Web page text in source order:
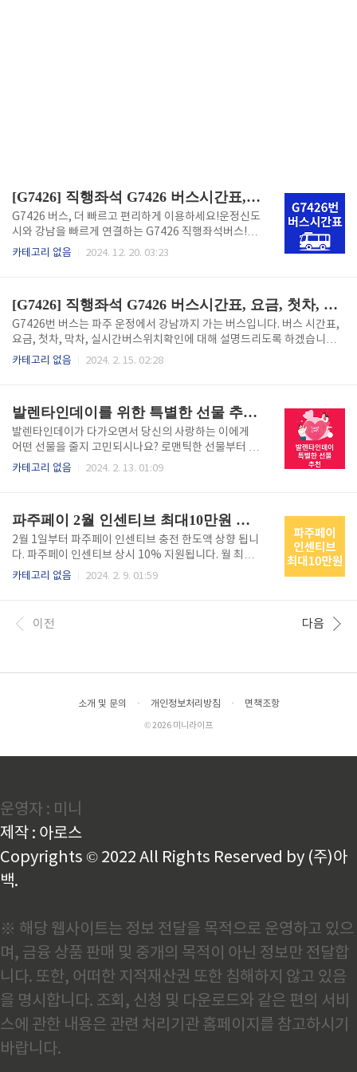
[G7426] 직행좌석 G7426 버스시간표, 요금, 첫차, 막차, 실시간 위치(24.12기준)
G7426 버스, 더 빠르고 편리하게 이용하세요!운정신도
시와 강남을 빠르게 연결하는 G7426 직행좌석버스!잦
은 시간표 변경과 노선 조정으로 불편을 겪으셨나요?이
4년 3월 2일부터 시간표가 변경되었습니다.출퇴근 시
간대 배차 간격이 조정되었으니, 아래 시간표를 꼭 확인
해주세요.√ 일부 구간에 정차하는 정류장이 추가되었
습니다.√ 2층 버스의 정차 정류장이 변경되었습니
다 버스 시간표, 요금, 첫차, 막차, 실시간버스위치확인
8..
카테고리 없음 2024. 12. 20. 03:23
[G7426] 직행좌석 G7426 버스시간표, 요금, 첫차, 막차, 실시간 위치
G7426번 버스는 파주 운정에서 강남까지 가는 버스입니다. 버스 시간표,
요금, 첫차, 막차, 실시간버스위치확인에 대해 설명드리도록 하겠습니다.
G7426번 버스 시간표 G7426번 요금 현금 카드 조조할인 일반 2900 280
분 이전에 이용하시면 기본요금의 20%를 할인(교통카드로 결제시에만
적용) G7426번 버스 첫차,막차 기점 파주시 와동동 (가람마을 3,4,6단지)
종점 서초구 양재동 (양재역,양재1동민원분소) 종점행 첫차 05:00 기점
행..
카테고리 없음 2024. 2. 15. 02:28
발렌타인데이를 위한 특별한 선물 추천! 당신의 사랑을 표현하는 아이디어
발렌타인데이가 다가오면서 당신의 사랑하는 이에게
어떤 선물을 줄지 고민되시나요? 로맨틱한 선물부터 실
용적인 선물, 그리고 특별한 경험을 선물할 수 있는 아
발과 함께하는 로맨틱한 저녁 식사 - 향기로운 꽃다발
을 준비하여 특별한 저녁 식사 장소에 함께 갖고 가세
요. - 캔들 라이트를 활용하여 분위기를 로맨틱하게 연
출해 보세요. - 사랑하는 이의 좋아하는 요리를 준비하
거나, 레스토랑에서 로맨틱한 식사를 즐기는 것도 좋은
액자 - 사랑하는 이의 사진을 선명하고 아름답게 인화
하여 특별한 액자에 담아 선물해 보..
카테고리 없음 2024. 2. 13. 01:09
파주페이 2월 인센티브 최대10만원 신청방법 사용처
2월 1일부터 파주페이 인센티브 충전 한도액 상향 됩니
다. 파주페이 인센티브 상시 10% 지원됩니다. 월 최대
70만 원을 충전하면 7만 원을 인센티브로 받아가실 수
지원합니다. 파주페이란? 지역자금의 지역 내 사용으로
소상공인 및 전통시장의 경쟁력 강화와 지역경제 활성
당, 산후조리비 등 정책발행분은 3년) · 발급대상 : 본인
지역 : 파주시 관내 연매출 10억 이하 사업장 사용혜택
중단 없는 상시 10% 인센티브 매..
카테고리 없음 2024. 2. 9. 01:59
이전 다음
소개 및 문의 · 개인정보처리방침 · 면책조항
© 2026 미니라이프
운영자 : 미니
제작 : 아로스
Copyrights © 2022 All Rights Reserved by (주)아
백.
※ 해당 웹사이트는 정보 전달을 목적으로 운영하고 있으
며, 금융 상품 판매 및 중개의 목적이 아닌 정보만 전달합
니다. 또한, 어떠한 지적재산권 또한 침해하지 않고 있음
을 명시합니다. 조회, 신청 및 다운로드와 같은 편의 서비
스에 관한 내용은 관련 처리기관 홈페이지를 참고하시기
바랍니다.